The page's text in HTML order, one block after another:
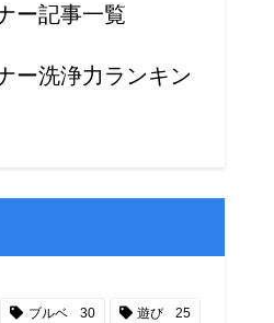
ー記事一覧
ー洗浄力ランキン
ブルベ 30 遊び 25